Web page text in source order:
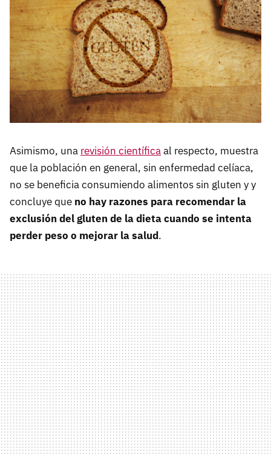
Asimismo, una revisión científicaal respecto, muestra
que la población en general, sin enfermedad celíaca,
no se beneficia consumiendo alimentos sin gluten y y
concluye que no hay razones para recomendar la
exclusión del gluten de la dieta cuando se intenta
perder peso o mejorar la salud.